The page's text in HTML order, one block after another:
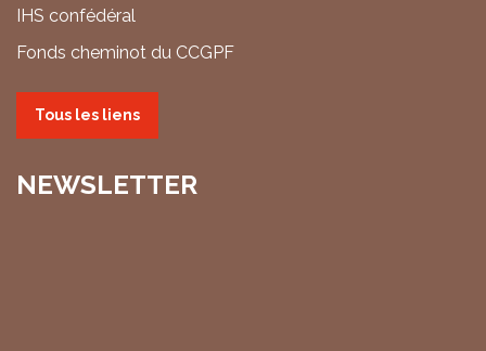
IHS confédéral
Fonds cheminot du CCGPF
Tous les liens
NEWSLETTER